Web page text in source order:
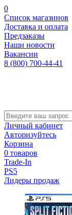
0
Список магазинов
Доставка и оплата
Предзаказы
Наши новости
Вакансии
8 (800) 700-44-41
Личный кабинет
Авторизуйтесь
Корзина
0 товаров
Trade-In
PS5
Лидеры продаж